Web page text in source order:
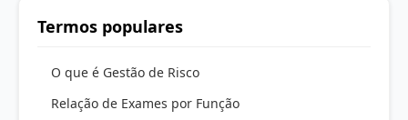
Termos populares
O que é Gestão de Risco
Relação de Exames por Função